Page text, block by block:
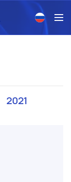
2021